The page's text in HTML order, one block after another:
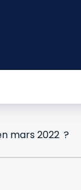
mars 2022 ?